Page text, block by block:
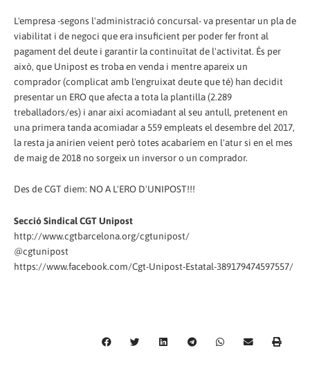
L'empresa -segons l'administració concursal- va presentar un pla de
viabilitat i de negoci que era insuficient per poder fer front al
pagament del deute i garantir la continuïtat de l'activitat. És per
això, que Unipost es troba en venda i mentre apareix un
comprador (complicat amb l'engruixat deute que té) han decidit
presentar un ERO que afecta a tota la plantilla (2.289
treballadors/es) i anar així acomiadant al seu antull, pretenent en
una primera tanda acomiadar a 559 empleats el desembre del 2017,
la resta ja anirien veient però totes acabaríem en l'atur si en el mes
de maig de 2018 no sorgeix un inversor o un comprador.
Des de CGT diem: NO A L'ERO D'UNIPOST!!!
Secció Sindical CGT Unipost
http://www.cgtbarcelona.org/cgtunipost/
@cgtunipost
https://www.facebook.com/Cgt-Unipost-Estatal-389179474597557/